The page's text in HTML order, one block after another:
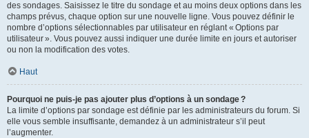
des sondages. Saisissez le titre du sondage et au moins deux options dans les
champs prévus, chaque option sur une nouvelle ligne. Vous pouvez définir le
nombre d’options sélectionnables par utilisateur en réglant « Options par
utilisateur ». Vous pouvez aussi indiquer une durée limite en jours et autoriser
ou non la modification des votes.
Haut
Pourquoi ne puis-je pas ajouter plus d’options à un sondage ?
La limite d’options par sondage est définie par les administrateurs du forum. Si
elle vous semble insuffisante, demandez à un administrateur s’il peut
l’augmenter.